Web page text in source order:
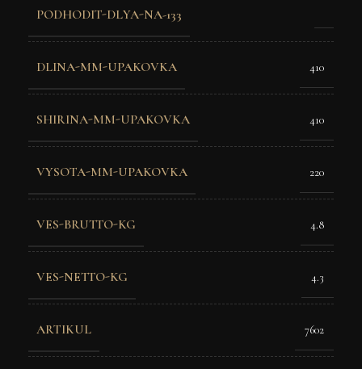
PODHODIT-DLYA-NA-133
DLINA-MM-UPAKOVKA 410
SHIRINA-MM-UPAKOVKA 410
VYSOTA-MM-UPAKOVKA 220
VES-BRUTTO-KG 4.8
VES-NETTO-KG 4.3
ARTIKUL 7602